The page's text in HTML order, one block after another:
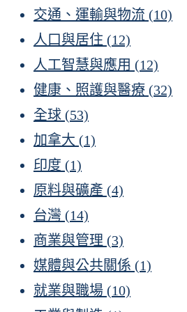
交通、運輸與物流 (10)
人口與居住 (12)
人工智慧與應用 (12)
健康、照護與醫療 (32)
全球 (53)
加拿大 (1)
印度 (1)
原料與礦產 (4)
台灣 (14)
商業與管理 (3)
媒體與公共關係 (1)
就業與職場 (10)